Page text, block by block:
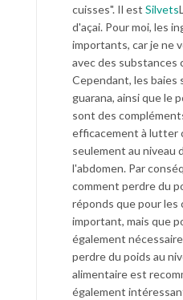
cuisses". Il est Silvets
d'açai. Pour moi, les
importants, car je ne
avec des substances
Cependant, les baies
guarana, ainsi que le
sont des
efficacement à lutter
seulement au niveau
l'abdomen. Par
comment perdre du
réponds que pour les
important, mais que
également
perdre du poids au
alimentaire est
également